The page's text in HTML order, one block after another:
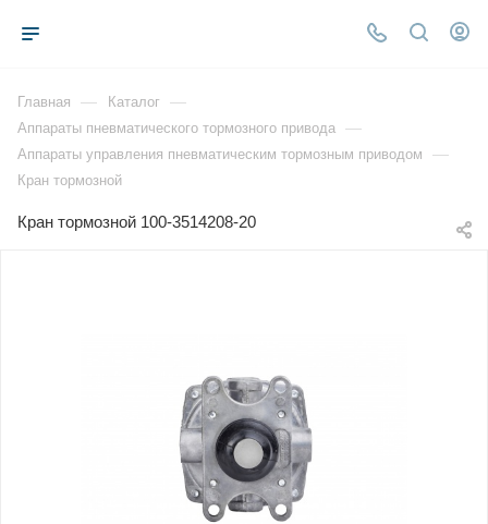
Главная — Каталог —
Аппараты пневматического тормозного привода —
Аппараты управления пневматическим тормозным приводом —
Кран тормозной
Кран тормозной 100-3514208-20